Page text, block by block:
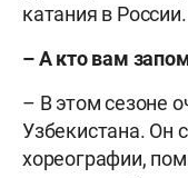
катания в России.
– А кто вам
– В этом сезоне
Узбекистана. Он
хореографии,